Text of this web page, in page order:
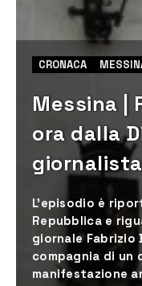
CRONACA
Messina |
ora dalla
L’episodio è
Repubblica e
giornale Fabrizio
compagnia di un
manifestazione